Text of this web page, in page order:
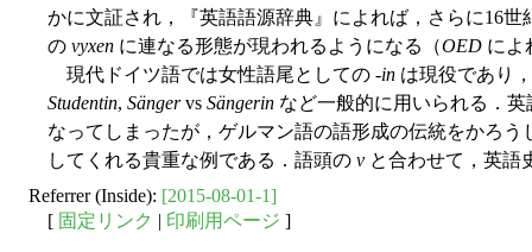
かに文証され，『英語語源辞典』によれば，さらに16
の vyxen に連なる形態が現われるようになる（OED によ
現代ドイツ語では女性語尾としての -in は現役であり，
Studentin, Sängervs Sängerin など一般的に用いられる．
なってしまったが，ゲルマン語の語形成の伝統をかろ
してくれる貴重な例である．語頭の v と合わせて，英語
Referrer (Inside): [2015-08-01-1]
[ 固定リンク | 印刷用ページ ]